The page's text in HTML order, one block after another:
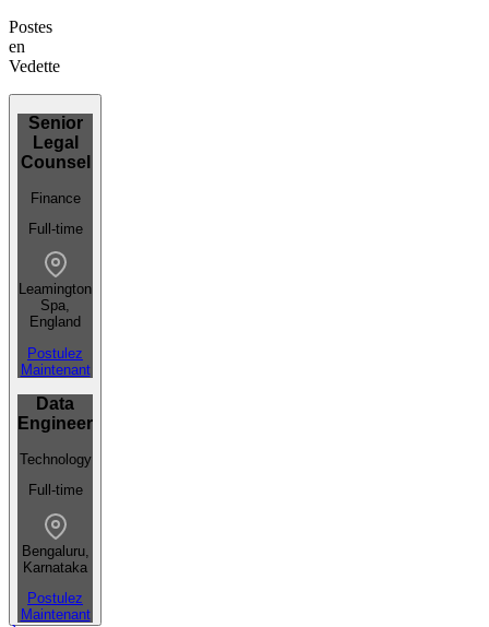
Postes
en
Vedette
Senior
Legal
Counsel
Finance
Full-time
Leamington
Spa,
England
Postulez
Maintenant
Data
Engineer
Technology
Full-time
Bengaluru,
Karnataka
Postulez
Maintenant